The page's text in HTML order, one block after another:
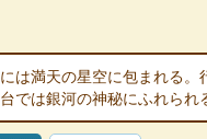
は満天の星空に包まれる。
では銀河の神秘にふれられ